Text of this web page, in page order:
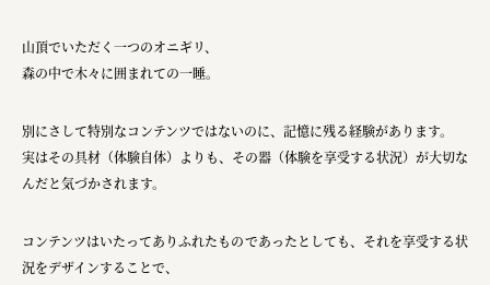
山頂でいただく一つのオニギリ、
森の中で木々に囲まれての一睡。
別にさして特別なコンテンツではないのに、記憶に残る経験があります。
実はその具材（体験自体）よりも、その器（体験を享受する状況）が大切な
んだと気づかされます。
コンテンツはいたってありふれたものであったとしても、それを享受する状
況をデザインすることで、